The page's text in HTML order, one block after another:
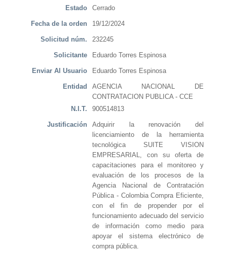
Estado Cerrado
Fecha de la orden 19/12/2024
Solicitud núm. 232245
Solicitante Eduardo Torres Espinosa
Enviar Al Usuario Eduardo Torres Espinosa
Entidad
AGENCIA NACIONAL DE
CONTRATACION PUBLICA - CCE
N.I.T.
900514813
Justificación
Adquirir la renovación del
licenciamiento de la herramienta
tecnológica SUITE VISION
EMPRESARIAL, con su oferta de
capacitaciones para el monitoreo y
evaluación de los procesos de la
Agencia Nacional de Contratación
Pública - Colombia Compra Eficiente,
con el fin de propender por el
funcionamiento adecuado del servicio
de información como medio para
apoyar el sistema electrónico de
compra pública.